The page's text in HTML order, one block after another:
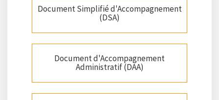
Document Simplifié d'Accompagnement
(DSA)
Document d'Accompagnement
Administratif (DAA)